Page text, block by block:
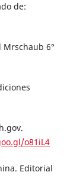
de:
Mrschaub 6°
o81iL4
Editorial